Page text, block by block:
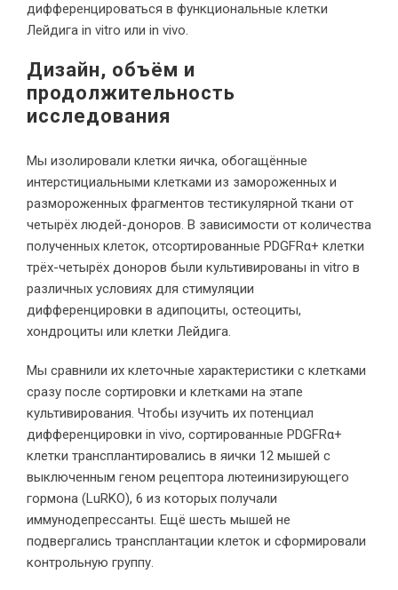
дифференцироваться в функциональные клетки
Лейдига in vitro или in vivo.
Дизайн, объём и
продолжительность
исследования
Мы изолировали клетки яичка, обогащённые
интерстициальными клетками из замороженных и
размороженных фрагментов тестикулярной ткани от
четырёх людей-доноров. В зависимости от количества
полученных клеток, отсортированные PDGFRα+ клетки
трёх-четырёх доноров были культивированы in vitro в
различных условиях для стимуляции
дифференцировки в адипоциты, остеоциты,
хондроциты или клетки Лейдига.
Мы сравнили их клеточные характеристики с клетками
сразу после сортировки и клетками на этапе
культивирования. Чтобы изучить их потенциал
дифференцировки in vivo, сортированные PDGFRα+
клетки трансплантировались в яички 12 мышей с
выключенным геном рецептора лютеинизирующего
гормона (LuRKO), 6 из которых получали
иммунодепрессанты. Ещё шесть мышей не
подвергались трансплантации клеток и сформировали
контрольную группу.